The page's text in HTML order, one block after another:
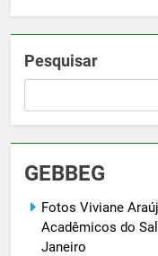
Pesquisar
GEBBEG
Fotos Viviane
Acadêmicos do
Janeiro